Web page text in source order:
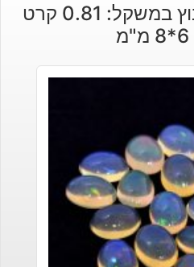
אופל קבושון לשיבוץ במשקל: 0.81 קרט